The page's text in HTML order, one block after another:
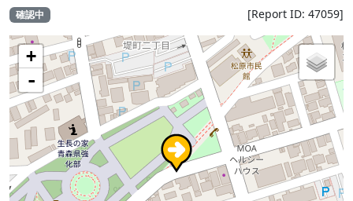
確認中 [Report ID: 47059]
+
-